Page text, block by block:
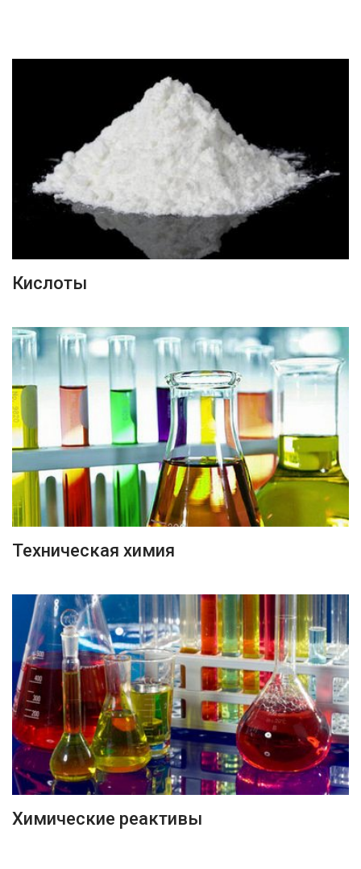
ПОДРОБНЕЕ
Кислоты
ПОДРОБНЕЕ
Техническая химия
ПОДРОБНЕЕ
Химические реактивы